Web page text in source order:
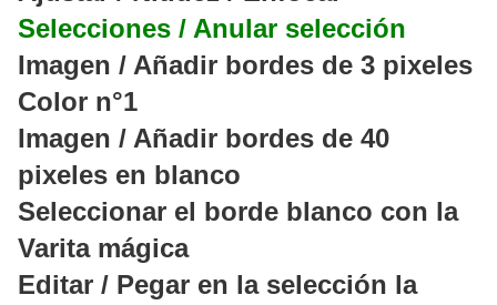
Selecciones / Anular selección
Imagen / Añadir bordes de 3 pixeles
Color n°1
Imagen / Añadir bordes de 40
pixeles en blanco
Seleccionar el borde blanco con la
Varita mágica
Editar / Pegar en la selección la